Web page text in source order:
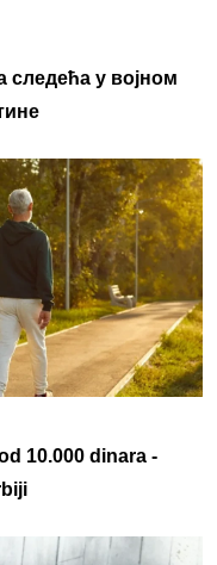
следећа у војном
10.000 dinara -